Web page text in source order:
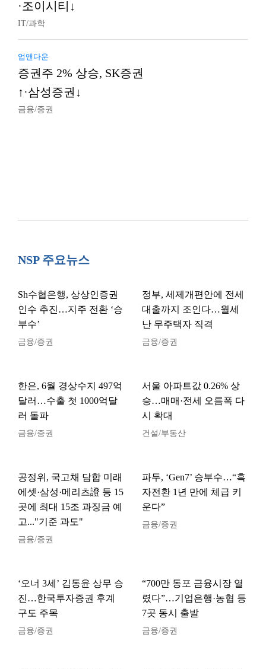
·조이시티↓
IT/과학
업앤다운
증권주 2% 상승, SK증권
↑·삼성증권↓
금융/증권
NSP 주요뉴스
Sh수협은행, 상상인증권
인수 추진…지주 전환 ‘승
부수’
금융/증권
정부, 세제개편안에 전세
대출까지 조인다…월세
난 무주택자 직격
금융/증권
한은, 6월 경상수지 497억
달러…수출 첫 1000억달
러 돌파
금융/증권
서울 아파트값 0.26% 상
승…매매·전세 오름폭 다
시 확대
건설/부동산
공정위, 국고채 담합 미래
에셋·삼성·메리츠證 등 15
곳에 최대 15조 과징금 예
고..."기준 과도"
금융/증권
파두, ‘Gen7’ 승부수…“흑
자전환 1년 만에 체급 키
운다”
금융/증권
‘오너 3세’ 김동윤 상무 승
진…한국투자증권 후계
구도 주목
금융/증권
“700만 동포 금융시장 열
렸다”…기업은행·농협 등
7곳 동시 출발
금융/증권